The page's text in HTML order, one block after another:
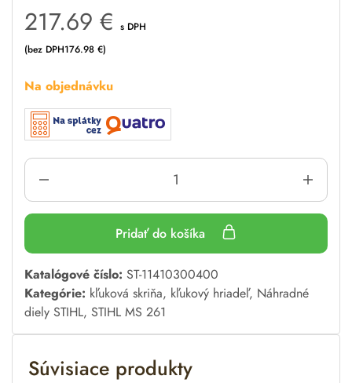
217.69 € s DPH
(bez DPH176.98 €)
Na objednávku
Pridať do košíka
A
l
t
e
n
Katalógové číslo: ST-11410300400
Kategórie: kľuková skriňa, kľukový hriadeľ, Náhradné
diely STIHL, STIHL MS 261
Súvisiace produkty